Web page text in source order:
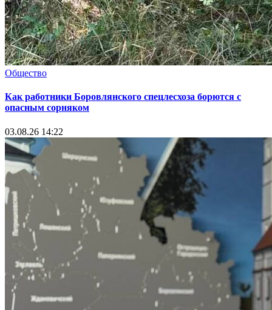
Общество
Как работники Боровлянского спецлесхоза борются с
опасным сорняком
03.08.26 14:22